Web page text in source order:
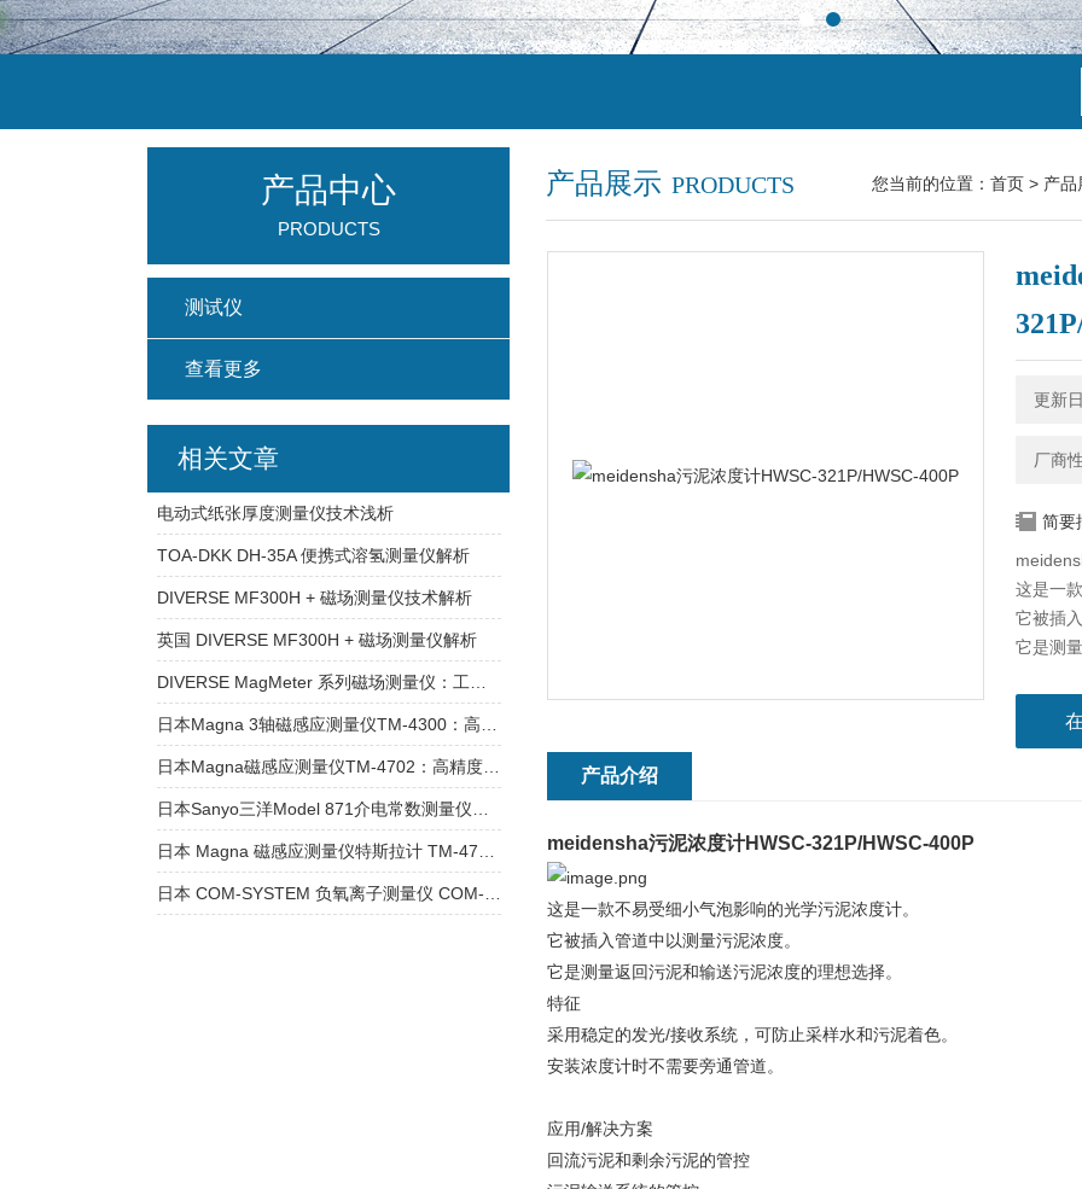
产品展示 PRODUCTS 您当前的位置： 首页 > 产品
更新
厂商
简要
这是一
它被插
它是测
产品介绍
meidensha污泥浓度计HWSC-321P/HWSC-400P
这是一款不易受细小气泡影响的光学污泥浓度计。
它被插入管道中以测量污泥浓度。
它是测量返回污泥和输送污泥浓度的理想选择。
特征
采用稳定的发光/接收系统，可防止采样水和污泥着色。
安装浓度计时不需要旁通管道。
应用/解决方案
回流污泥和剩余污泥的管控
产品中心
PRODUCTS
测试仪
查看更多
相关文章
电动式纸张厚度测量仪技术浅析
TOA-DKK DH-35A 便携式溶氢测量仪解析
DIVERSE MF300H + 磁场测量仪技术解析
英国 DIVERSE MF300H + 磁场测量仪解析
日本Magna磁感应测量仪TM-4702：高精度磁场测量的多功能解决方案